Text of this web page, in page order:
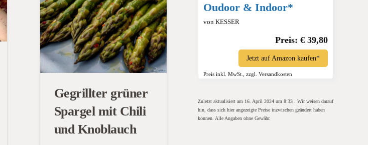
Gegrillter grüner
Spargel mit Chili
und Knoblauch
Oudoor & Indoor*
von KESSER
Preis: € 39,80
Jetzt auf Amazon kaufen*
Preis inkl. MwSt., zzgl. Versandkosten
Zuletzt aktualisiert am 16. April 2024 um 8:33 . Wir weisen darauf
hin, dass sich hier angezeigte Preise inzwischen geändert haben
können. Alle Angaben ohne Gewähr.